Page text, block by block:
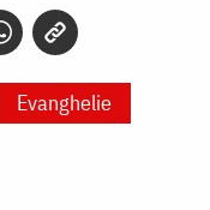
Evanghelie